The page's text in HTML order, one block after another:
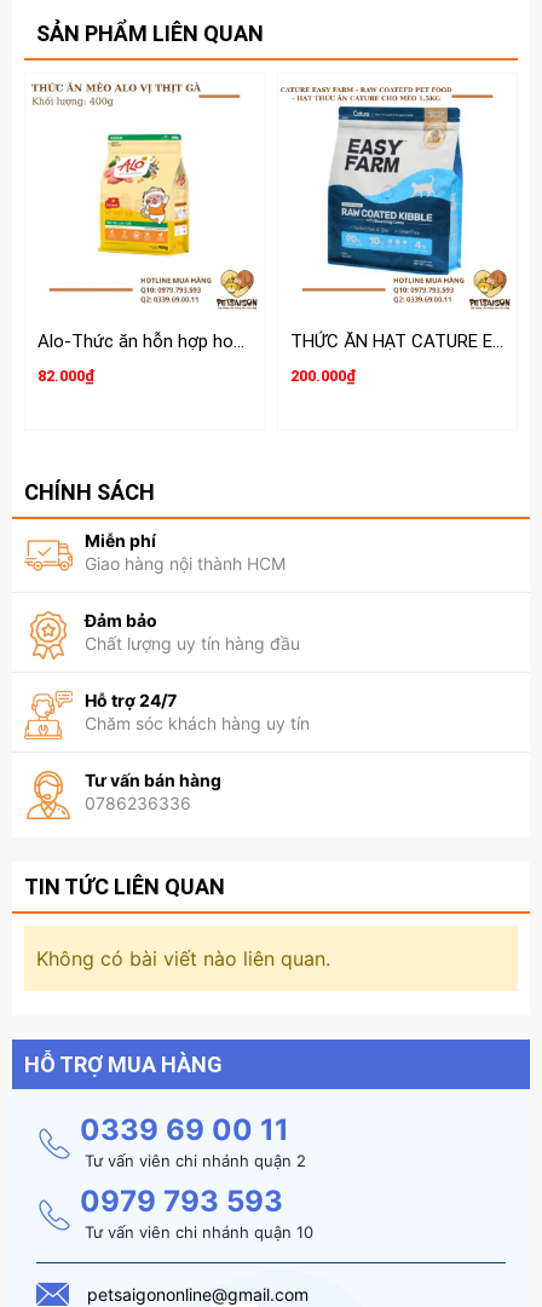
SẢN PHẨM LIÊN QUAN
Alo-Thức ăn hỗn hợp hoàn chỉnh và cân bằng dinh dưỡng cho Mèo
82.000₫
THỨC ĂN HẠT CATURE EASY FARM CHO MÈO 1.5KG
200.000₫
CHÍNH SÁCH
Miễn phí
Giao hàng nội thành HCM
Đảm bảo
Chất lượng uy tín hàng đầu
Hỗ trợ 24/7
Chăm sóc khách hàng uy tín
Tư vấn bán hàng
0786236336
TIN TỨC LIÊN QUAN
Không có bài viết nào liên quan.
HỖ TRỢ MUA HÀNG
0339 69 00 11
Tư vấn viên chi nhánh quận 2
0979 793 593
Tư vấn viên chi nhánh quận 10
petsaigononline@gmail.com